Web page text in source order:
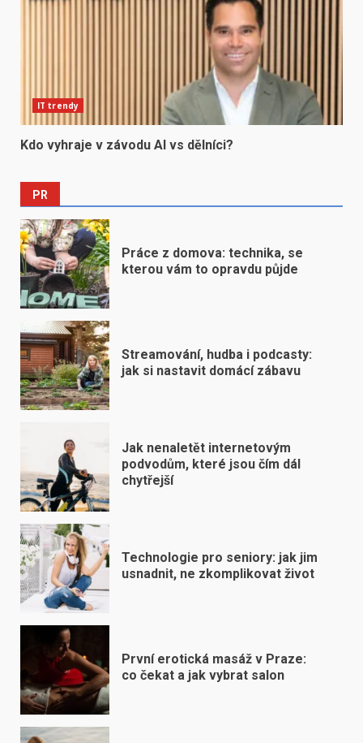
IT trendy
Kdo vyhraje v závodu AI vs dělníci?
PR
Práce z domova: technika, se
kterou vám to opravdu půjde
Streamování, hudba i podcasty:
jak si nastavit domácí zábavu
Jak nenaletět internetovým
podvodům, které jsou čím dál
chytřejší
Technologie pro seniory: jak jim
usnadnit, ne zkomplikovat život
První erotická masáž v Praze:
co čekat a jak vybrat salon